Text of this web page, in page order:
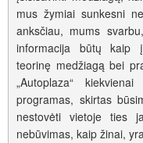
mus žymiai sunkesni
anksčiau, mums
informacija būtų kaip
teorinę medžiagą bei
„Autoplaza“
programas, skirtas
nestovėti vietoje ties
nebūvimas, kaip žinai,